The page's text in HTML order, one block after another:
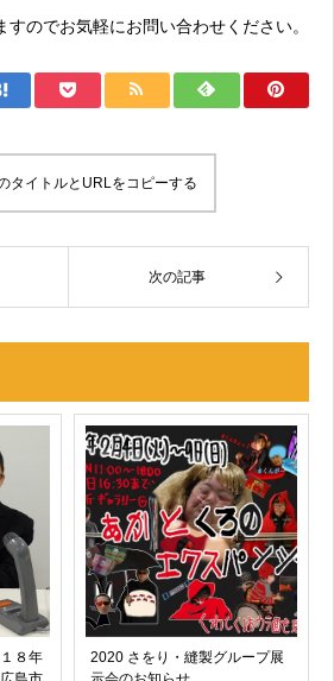
のでお気軽にお問い合わせください。
タイトルとURLをコピーする
次の記事
８年
2020 さをり・縫製グループ展